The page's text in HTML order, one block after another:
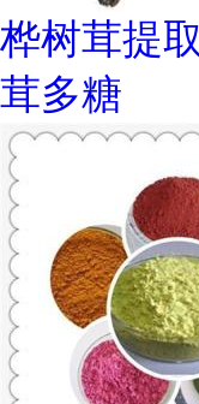
桦树茸提
茸多糖